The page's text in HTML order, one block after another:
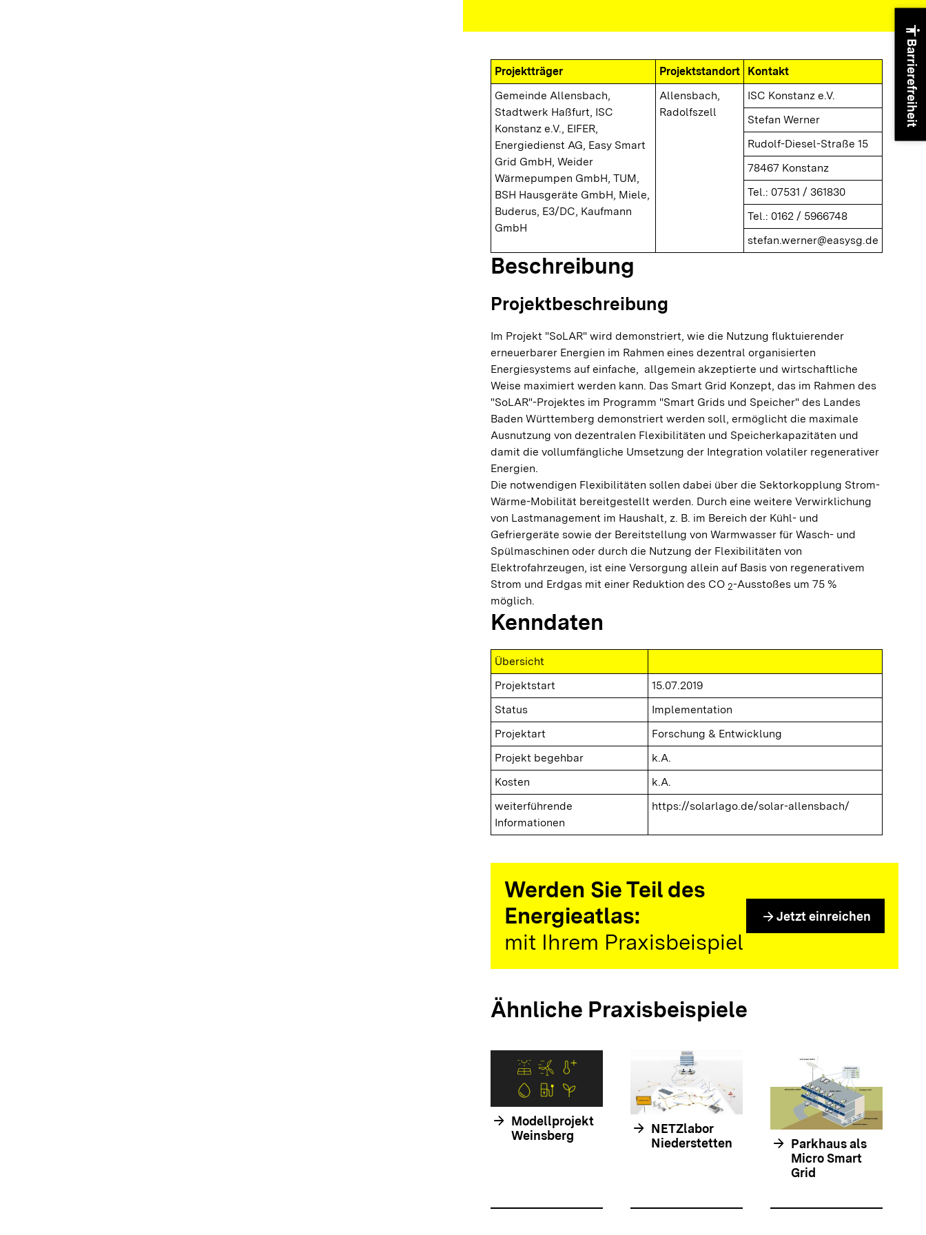
Projektträger Projektstandort
Kontakt
Gemeinde Allensbach,
Stadtwerk Haßfurt, ISC
Konstanz e.V., EIFER,
Energiedienst AG, Easy Smart
Grid GmbH, Weider
Wärmepumpen GmbH, TUM,
BSH Hausgeräte GmbH, Miele,
Buderus, E3/DC, Kaufmann
GmbH
Allensbach,
Radolfszell
ISC Konstanz e.V.
Stefan Werner
Rudolf-Diesel-Straße 15
78467 Konstanz
Tel.: 07531 / 361830
Tel.: 0162 / 5966748
stefan.werner@easysg.de
Beschreibung
Projektbeschreibung
Im Projekt "SoLAR" wird demonstriert, wie die Nutzung fluktuierender
erneuerbarer Energien im Rahmen eines dezentral organisierten
Energiesystems auf einfache, allgemein akzeptierte und wirtschaftliche
Weise maximiert werden kann. Das Smart Grid Konzept, das im Rahmen des
"SoLAR"-Projektes im Programm "Smart Grids und Speicher" des Landes
Baden Württemberg demonstriert werden soll, ermöglicht die maximale
Ausnutzung von dezentralen Flexibilitäten und Speicherkapazitäten und
damit die vollumfängliche Umsetzung der Integration volatiler regenerativer
Energien.
Die notwendigen Flexibilitäten sollen dabei über die Sektorkopplung Strom-
Wärme-Mobilität bereitgestellt werden. Durch eine weitere Verwirklichung
von Lastmanagement im Haushalt, z. B. im Bereich der Kühl- und
Gefriergeräte sowie der Bereitstellung von Warmwasser für Wasch- und
Spülmaschinen oder durch die Nutzung der Flexibilitäten von
Elektrofahrzeugen, ist eine Versorgung allein auf Basis von regenerativem
Strom und Erdgas mit einer Reduktion des CO 2-Ausstoßes um 75 %
möglich.
Kenndaten
Übersicht
Projektstart
15.07.2019
Status
Implementation
Projektart
Forschung & Entwicklung
Projekt begehbar
k.A.
Kosten
k.A.
weiterführende
Informationen
https://solarlago.de/solar-allensbach/
Werden Sie Teil des
Energieatlas:
mit Ihrem Praxisbeispiel
arrow_forward Jetzt einreichen
Ähnliche Praxisbeispiele
arrow_forward Modellprojekt
Weinsberg
arrow_forward NETZlabor
Niederstetten
arrow_forward Parkhaus als
Micro Smart
Grid
accessibility
Barrierefreiheit